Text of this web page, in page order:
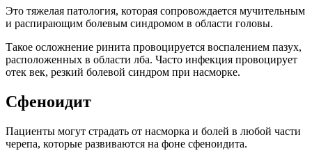
Это тяжелая патология, которая сопровождается мучительным
и распирающим болевым синдромом в области головы.
Такое осложнение ринита провоцируется воспалением пазух,
расположенных в области лба. Часто инфекция провоцирует
отек век, резкий болевой синдром при насморке.
Сфеноидит
Пациенты могут страдать от насморка и болей в любой части
черепа, которые развиваются на фоне сфеноидита.